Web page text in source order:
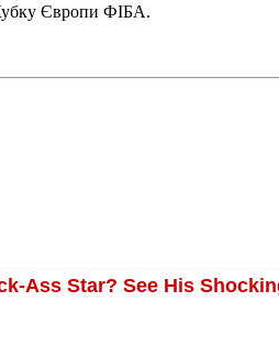
Кубку Європи ФІБА.